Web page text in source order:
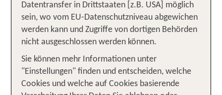
Schwelge in urbanem Leben mit einer
Extraportion Eleganz! EinLuxushotel in Berlin
besticht mit einer perfekten Lage in schicken
Bezirken wie Berlin-Mitte oder Charlottenburg
sowie mit einemerstklassigen Service
Designsundaußergewöhnlichen
Annehmlichkeiten. Genießekulinarische
Datentransfer in Drittstaaten [z.B. USA] möglich
sein, wo vom EU-Datenschutzniveau abgewichen
werden kann und Zugriffe von dortigen Behörden
nicht ausgeschlossen werden können.
Sie können mehr Informationen unter
"Einstellungen" finden und entscheiden, welche
Cookies und welche auf Cookies basierende